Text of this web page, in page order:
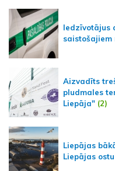
Iedzīvotājus
saistošajiem
Aizvadīts
pludmales
Liepāja" (2)
Liepājas
Liepājas ostu